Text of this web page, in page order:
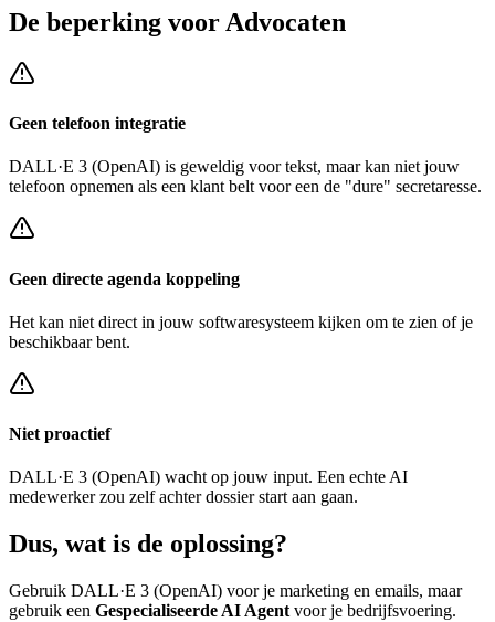
De beperking voor Advocaten
Geen telefoon integratie
DALL·E 3 (OpenAI) is geweldig voor tekst, maar kan niet jouw
telefoon opnemen als een klant belt voor een de "dure" secretaresse.
Geen directe agenda koppeling
Het kan niet direct in jouw softwaresysteem kijken om te zien of je
beschikbaar bent.
Niet proactief
DALL·E 3 (OpenAI) wacht op jouw input. Een echte AI
medewerker zou zelf achterdossier startaan gaan.
Dus, wat is de oplossing?
Gebruik DALL·E 3 (OpenAI) voor je marketing en emails, maar
gebruik een Gespecialiseerde AI Agent voor je bedrijfsvoering.